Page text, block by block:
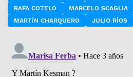
RAFA COTELO
MARCELO SCAGLIA
MARTÍN CHARQUERO
JULIO RÍOS